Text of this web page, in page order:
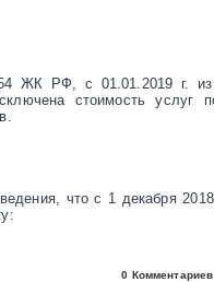
ЖК РФ, с 01.01.2019 г. из
стоимость услуг
что с 1 декабря 2018
0 Комментариев